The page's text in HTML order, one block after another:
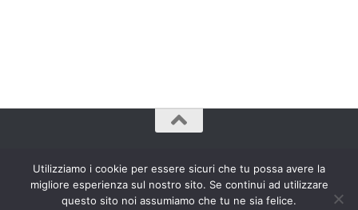
Utilizziamo i cookie per essere sicuri che tu possa avere la
migliore esperienza sul nostro sito. Se continui ad utilizzare
questo sito noi assumiamo che tu ne sia felice.